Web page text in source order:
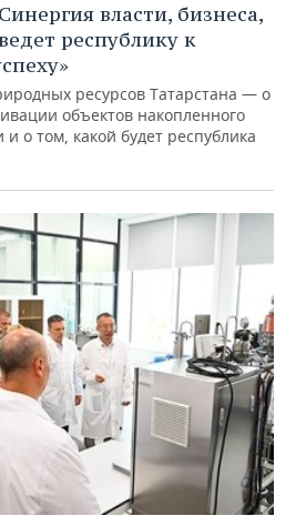
власти, бизнеса,
республику к
ресурсов Татарстана — о
объектов накопленного
о том, какой будет республика